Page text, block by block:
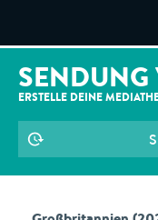
SENDUNG
ERSTELLE DEINE